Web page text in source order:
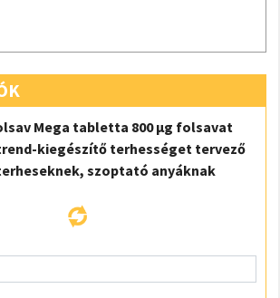
Mega tabletta 800 µg folsavat
kiegészítő terhességet tervező
szoptató anyáknak